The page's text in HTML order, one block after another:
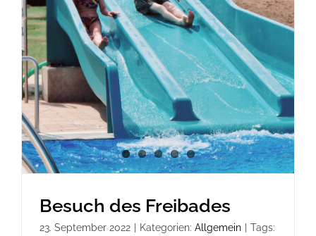
Besuch des Freibades
23. September 2022 Kategorien: Allgemein
Tags: